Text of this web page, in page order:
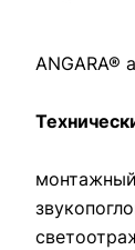
ANGARA®